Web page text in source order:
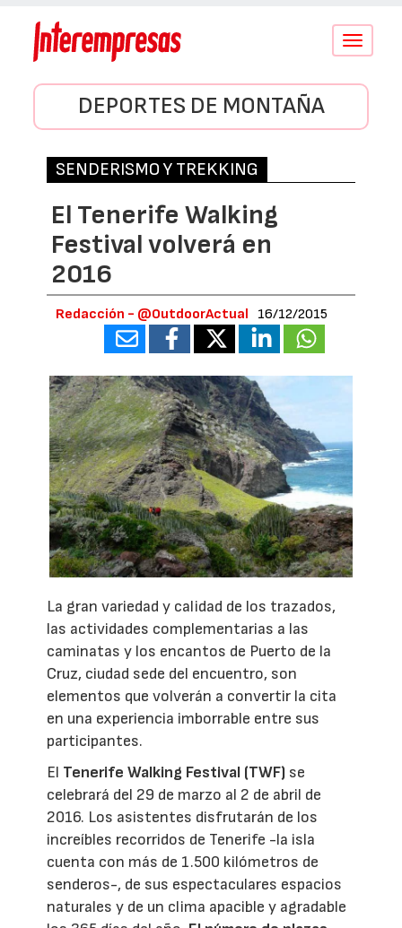
Conmutar
DEPORTES DE MONTAÑA
SENDERISMO Y TREKKING
El Tenerife Walking
Festival volverá en
2016
Redacción - @OutdoorActual 16/12/2015
La gran variedad y calidad de los trazados,
las actividades complementarias a las
caminatas y los encantos de Puerto de la
Cruz, ciudad sede del encuentro, son
elementos que volverán a convertir la cita
en una experiencia imborrable entre sus
participantes.
El Tenerife Walking Festival (TWF) se
celebrará del 29 de marzo al 2 de abril de
2016. Los asistentes disfrutarán de los
increíbles recorridos de Tenerife -la isla
cuenta con más de 1.500 kilómetros de
senderos-, de sus espectaculares espacios
naturales y de un clima apacible y agradable